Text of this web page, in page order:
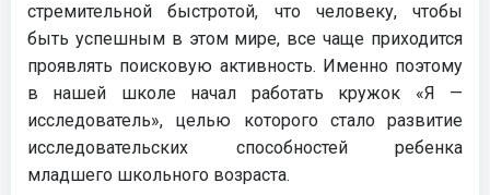
стремительной быстротой, что человеку, чтобы
быть успешным в этом мире, все чаще приходится
проявлять поисковую активность. Именно поэтому
в нашей школе начал работать кружок «Я —
исследователь», целью которого стало развитие
исследовательских способностей ребенка
младшего школьного возраста.